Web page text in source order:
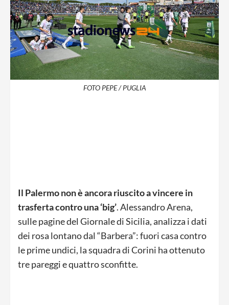
FOTO PEPE / PUGLIA
Il Palermo non è ancora riuscito a vincere in
trasferta contro una ‘big’. Alessandro Arena,
sulle pagine del Giornale di Sicilia, analizza i dati
dei rosa lontano dal “Barbera”: fuori casa contro
le prime undici, la squadra di Corini ha ottenuto
tre pareggi e quattro sconfitte.